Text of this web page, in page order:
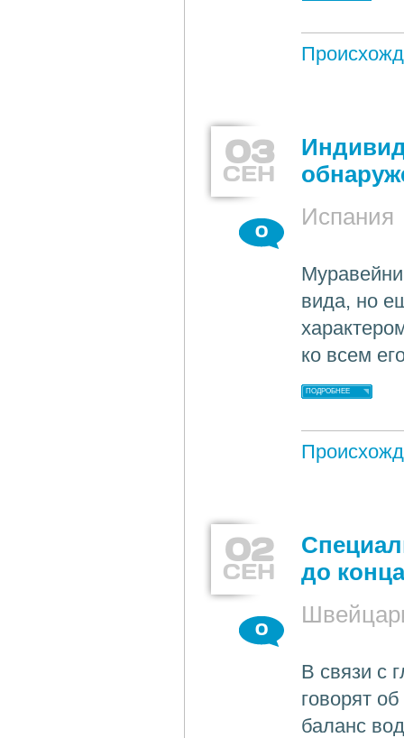
03
СЕН
Испания
0
вида, но
ко всем
ПОДРОБНЕЕ
02
СЕН
до
0
В связи с
говорят
баланс